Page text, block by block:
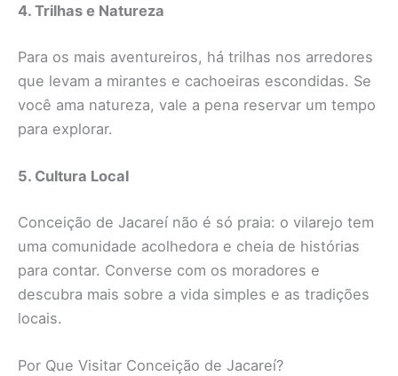
4. Trilhas e Natureza
Para os mais aventureiros, há trilhas nos arredores
que levam a mirantes e cachoeiras escondidas. Se
você ama natureza, vale a pena reservar um tempo
para explorar.
5. Cultura Local
Conceição de Jacareí não é só praia: o vilarejo tem
uma comunidade acolhedora e cheia de histórias
para contar. Converse com os moradores e
descubra mais sobre a vida simples e as tradições
locais.
Por Que Visitar Conceição de Jacareí?